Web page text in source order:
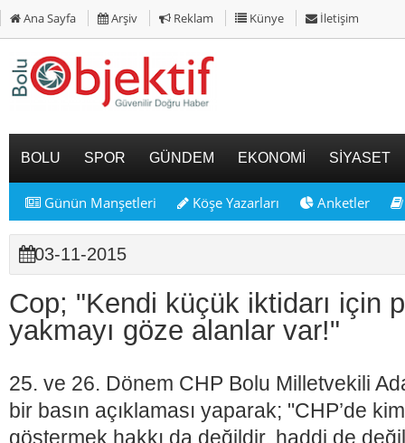
Ana Sayfa Arşiv Reklam Künye İletişim
BOLU SPOR GÜNDEM EKONOMİ SİYASET
Günün Manşetleri Köşe Yazarları Anketler
03-11-2015
Cop; "Kendi küçük iktidarı için
yakmayı göze alanlar var!"
25. ve 26. Dönem CHP Bolu Milletvekili
bir basın açıklaması yaparak; "CHP’de
göstermek hakkı da değildir, haddi de